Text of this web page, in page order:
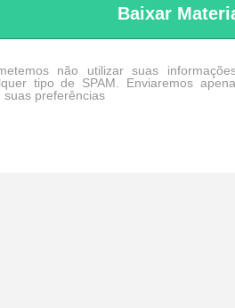
Baixar
não utilizar suas
tipo de SPAM. Enviaremos
suas preferências